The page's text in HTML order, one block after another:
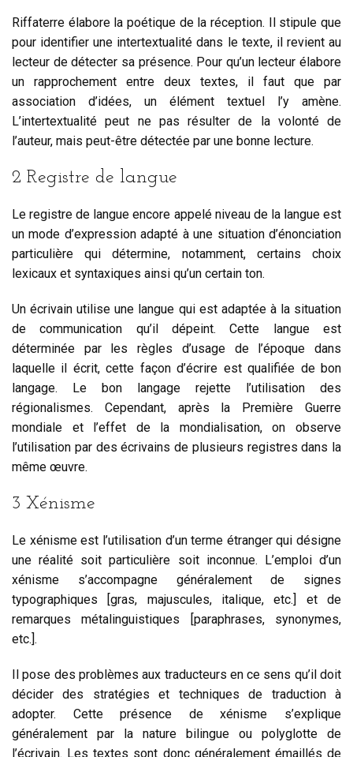
Riffaterre élabore la poétique de la réception. Il stipule que
pour identifier une intertextualité dans le texte, il revient au
lecteur de détecter sa présence. Pour qu’un lecteur élabore
un rapprochement entre deux textes, il faut que par
association d’idées, un élément textuel l’y amène.
L’intertextualité peut ne pas résulter de la volonté de
l’auteur, mais peut-être détectée par une bonne lecture.
2 Registre de langue
Le registre de langue encore appelé niveau de la langue est
un mode d’expression adapté à une situation d’énonciation
particulière qui détermine, notamment, certains choix
lexicaux et syntaxiques ainsi qu’un certain ton.
Un écrivain utilise une langue qui est adaptée à la situation
de communication qu’il dépeint. Cette langue est
déterminée par les règles d’usage de l’époque dans
laquelle il écrit, cette façon d’écrire est qualifiée de bon
langage. Le bon langage rejette l’utilisation des
régionalismes. Cependant, après la Première Guerre
mondiale et l’effet de la mondialisation, on observe
l’utilisation par des écrivains de plusieurs registres dans la
même œuvre.
3 Xénisme
Le xénisme est l’utilisation d’un terme étranger qui désigne
une réalité soit particulière soit inconnue. L’emploi d’un
xénisme s’accompagne généralement de signes
typographiques [gras, majuscules, italique, etc.] et de
remarques métalinguistiques [paraphrases, synonymes,
etc.].
Il pose des problèmes aux traducteurs en ce sens qu’il doit
décider des stratégies et techniques de traduction à
adopter. Cette présence de xénisme s’explique
généralement par la nature bilingue ou polyglotte de
l’écrivain. Les textes sont donc généralement émaillés de